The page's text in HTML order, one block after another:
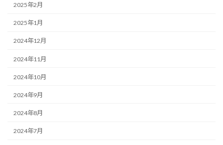
2025年2月
2025年1月
2024年12月
2024年11月
2024年10月
2024年9月
2024年8月
2024年7月